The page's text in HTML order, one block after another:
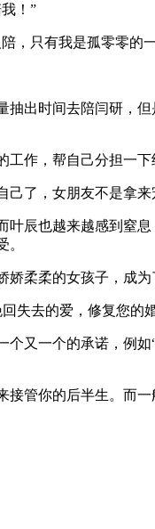
！”
，只有我是孤零零的
出时间去陪闫研，
作，帮自己分担一
了，女朋友不是拿
辰也越来越感到窒
。
柔柔的女孩子，成
失去的爱，修复您的
又一个的承诺，例
管你的后半生。而一